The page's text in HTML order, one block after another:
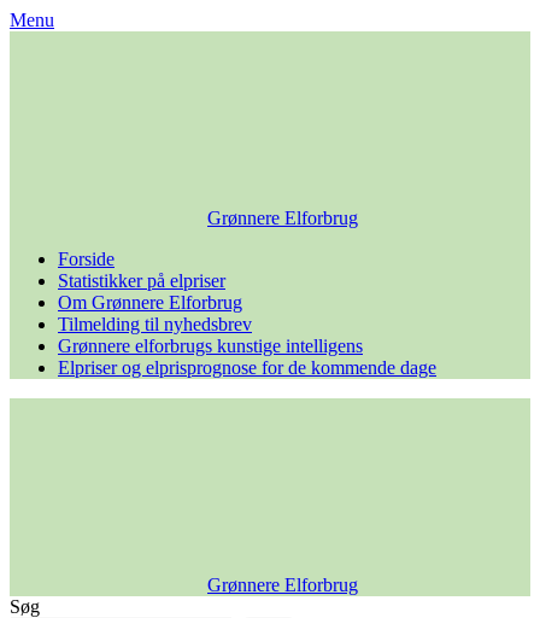
Skip
Menu
Grønnere Elforbrug
Forside
Statistikker på elpriser
Om Grønnere Elforbrug
Tilmelding til nyhedsbrev
Grønnere elforbrugs kunstige intelligens
Elpriser og elprisprognose for de kommende dage
Grønnere Elforbrug
Søg